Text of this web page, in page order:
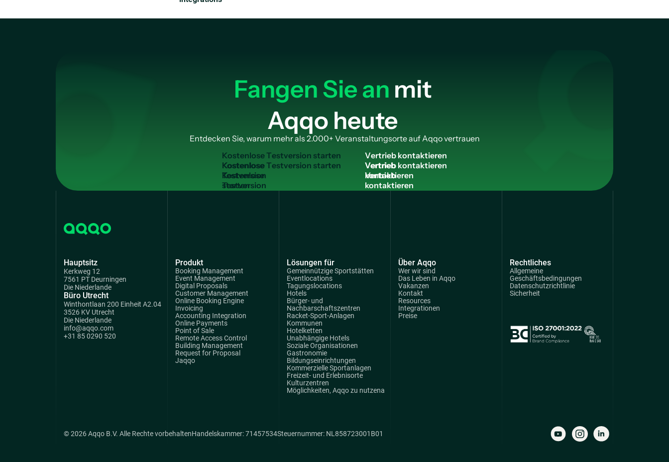
Fangen Sie an mit
Aqqo heute
Entdecken Sie, warum mehr als 2.000+ Veranstaltungsorte auf Aqqo vertrauen
KostenloseTestversion starten
Kostenlose
Testversion
starten
Vertriebkontaktieren
Vertrieb
kontaktieren
Hauptsitz
Kerkweg 12
7561 PT Deurningen
Die Niederlande
Büro Utrecht
Winthontlaan 200 Einheit A2.04
3526 KV Utrecht
Die Niederlande
info@aqqo.com
+31 85 0290 520
Produkt
Booking Management
Event Management
Digital Proposals
Customer Management
Online Booking Engine
Invoicing
Accounting Integration
Online Payments
Point of Sale
Remote Access Control
Building Management
Request for Proposal
Jaqqo
Lösungen für
Gemeinnützige Sportstätten
Eventlocations
Tagungslocations
Hotels
Bürger- und
Nachbarschaftszentren
Racket-Sport-Anlagen
Kommunen
Hotelketten
Unabhängige Hotels
Soziale Organisationen
Gastronomie
Bildungseinrichtungen
Kommerzielle Sportanlagen
Freizeit- und Erlebnisorte
Kulturzentren
Möglichkeiten, Aqqo zu nutzena
Über Aqqo
Wer wir sind
Das Leben in Aqqo
Vakanzen
Kontakt
Resources
Integrationen
Preise
Rechtliches
Allgemeine
Geschäftsbedingungen
Datenschutzrichtlinie
Sicherheit
© 2026 Aqqo B.V. Alle Rechte vorbehaltenHandelskammer: 71457534Steuernummer: NL858723001B01